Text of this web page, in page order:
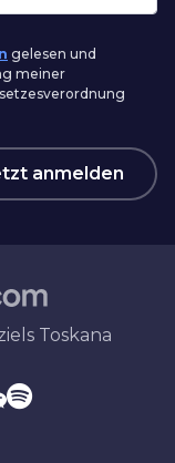
gelesen und
meiner
anmelden
Toskana